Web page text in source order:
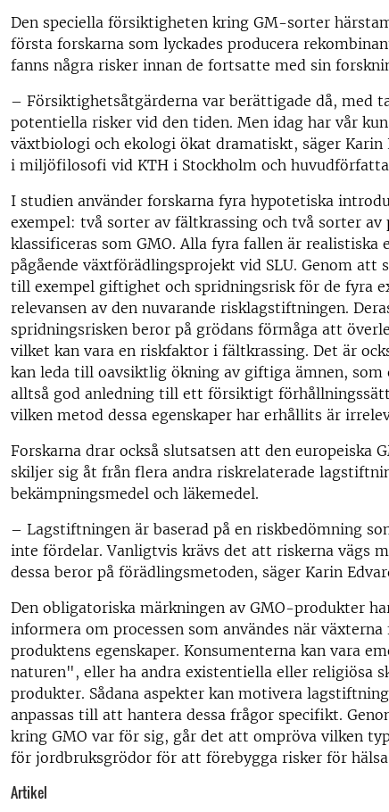
Den speciella försiktigheten kring GM-sorter
första forskarna som lyckades producera
fanns några risker innan de fortsatte med sin
– Försiktighetsåtgärderna var berättigade då, med
potentiella risker vid den tiden. Men idag har vår
växtbiologi och ekologi ökat dramatiskt, säger Karin
i miljöfilosofi vid KTH i Stockholm och
I studien använder forskarna fyra hypotetiska
exempel: två sorter av fältkrassing och två sorter av
klassificeras som GMO. Alla fyra fallen är realistiska
pågående växtförädlingsprojekt vid SLU. Genom att
till exempel giftighet och spridningsrisk för de fyra
relevansen av den nuvarande risklagstiftningen.
spridningsrisken beror på grödans förmåga att
vilket kan vara en riskfaktor i fältkrassing. Det är
kan leda till oavsiktlig ökning av giftiga ämnen, som
alltså god anledning till ett försiktigt
vilken metod dessa egenskaper har erhållits är
Forskarna drar också slutsatsen att den europeiska
skiljer sig åt från flera andra riskrelaterade
bekämpningsmedel och läkemedel.
– Lagstiftningen är baserad på en riskbedömning
inte fördelar. Vanligtvis krävs det att riskerna vägs
dessa beror på förädlingsmetoden, säger Karin
Den obligatoriska märkningen av GMO-produkter
informera om processen som användes när
produktens egenskaper. Konsumenterna kan vara
naturen", eller ha andra existentiella eller religiösa
produkter. Sådana aspekter kan motivera
anpassas till att hantera dessa frågor specifikt.
kring GMO var för sig, går det att ompröva vilken
för jordbruksgrödor för att förebygga risker för
Artikel